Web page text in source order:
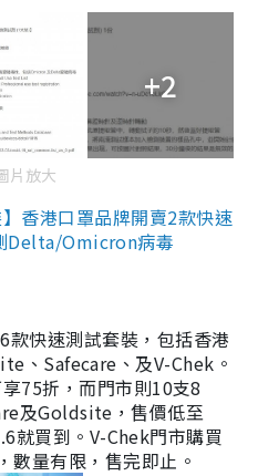
+2
片放大
香港口罩品牌開賣2款快速
Delta/Omicron病毒
款快速測試套裝，包括香港
、Safecare、及V-Chek。
75折，而門市則10支8
及Goldsite，售價低至
就買到。V-Chek門市購買
數量有限，售完即止。